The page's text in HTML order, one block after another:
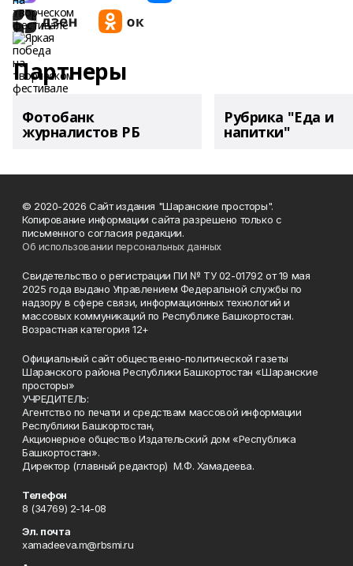
Партнеры
Фотобанк
журналистов РБ
Рубрика "Еда и
напитки"
© 2020-2026 Сайт издания "Шаранские просторы".
Копирование информации сайта разрешено только с
письменного согласия редакции.
Об использовании персональных данных
Свидетельство о регистрации ПИ № ТУ 02-01792 от 19 мая
2025 года выдано Управлением Федеральной службы по
надзору в сфере связи, информационных технологий и
массовых коммуникаций по Республике Башкортостан.
Возрастная категория 12+
Официальный сайт общественно-политической газеты
Шаранского района Республики Башкортостан «Шаранские
просторы»
УЧРЕДИТЕЛЬ:
Агентство по печати и средствам массовой информации
Республики Башкортостан,
Акционерное общество Издательский дом «Республика
Башкортостан».
Директор (главный редактор) М.Ф. Хамадеева.
Телефон
8 (34769) 2-14-08
Эл. почта
xamadeeva.m@rbsmi.ru